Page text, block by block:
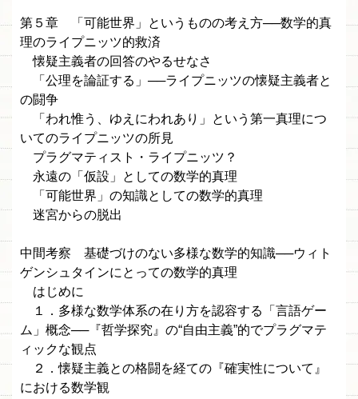
第５章 「可能世界」というものの考え方──数学的真
理のライプニッツ的救済
懐疑主義者の回答のやるせなさ
「公理を論証する」──ライプニッツの懐疑主義者と
の闘争
「われ惟う、ゆえにわれあり」という第一真理につ
いてのライプニッツの所見
プラグマティスト・ライプニッツ？
永遠の「仮設」としての数学的真理
「可能世界」の知識としての数学的真理
迷宮からの脱出
中間考察 基礎づけのない多様な数学的知識──ウィト
ゲンシュタインにとっての数学的真理
はじめに
１．多様な数学体系の在り方を認容する「言語ゲー
ム」概念──『哲学探究』の“自由主義”的でプラグマテ
ィックな観点
２．懐疑主義との格闘を経ての『確実性について』
における数学観